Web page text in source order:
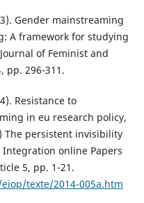
Gender mainstreaming
A framework for studying
of Feminist and
pp. 296-311.
Resistance to
in eu research policy,
The persistent invisibility
online Papers
5, pp. 1-21.
texte/2014-005a.htm